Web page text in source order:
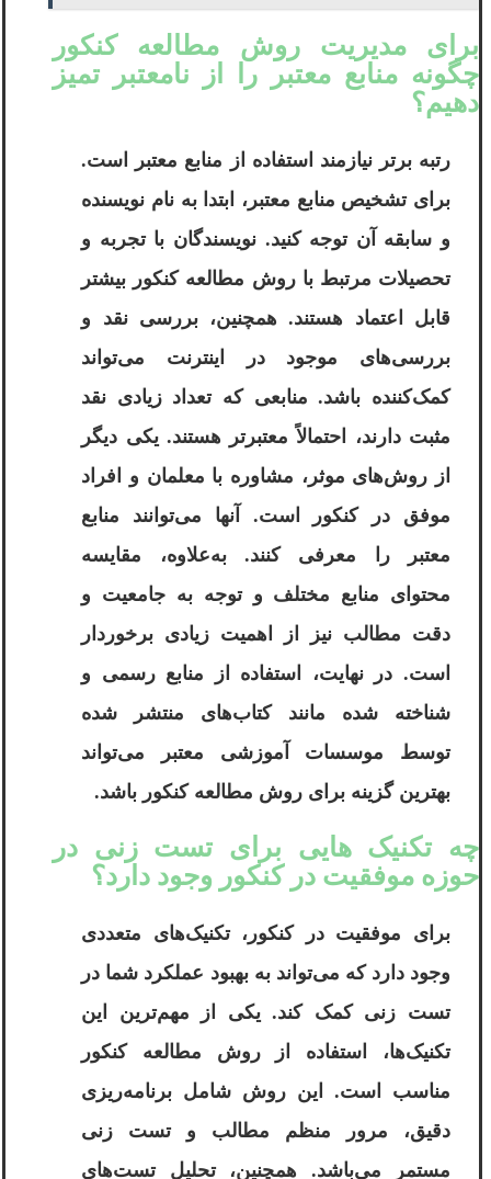
برای مدیریت روش مطالعه کنکور
چگونه منابع معتبر را از نامعتبر تمیز
دهیم؟
رتبه برتر نیازمند استفاده از منابع معتبر است.
برای تشخیص منابع معتبر، ابتدا به نام نویسنده
و سابقه آن توجه کنید. نویسندگان با تجربه و
تحصیلات مرتبط با روش مطالعه کنکور بیشتر
قابل اعتماد هستند. همچنین، بررسی نقد و
بررسی‌های موجود در اینترنت می‌تواند
کمک‌کننده باشد. منابعی که تعداد زیادی نقد
مثبت دارند، احتمالاً معتبرتر هستند. یکی دیگر
از روش‌های موثر، مشاوره با معلمان و افراد
موفق در کنکور است. آنها می‌توانند منابع
معتبر را معرفی کنند. به‌علاوه، مقایسه
محتوای منابع مختلف و توجه به جامعیت و
دقت مطالب نیز از اهمیت زیادی برخوردار
است. در نهایت، استفاده از منابع رسمی و
شناخته شده مانند کتاب‌های منتشر شده
توسط موسسات آموزشی معتبر می‌تواند
بهترین گزینه برای روش مطالعه کنکور باشد.
چه تکنیک هایی برای تست زنی در
حوزه موفقیت در کنکور وجود دارد؟
برای موفقیت در کنکور، تکنیک‌های متعددی
وجود دارد که می‌تواند به بهبود عملکرد شما در
تست زنی کمک کند. یکی از مهم‌ترین این
تکنیک‌ها، استفاده از روش مطالعه کنکور
مناسب است. این روش شامل برنامه‌ریزی
دقیق، مرور منظم مطالب و تست زنی
مستمر می‌باشد. همچنین، تحلیل تست‌های